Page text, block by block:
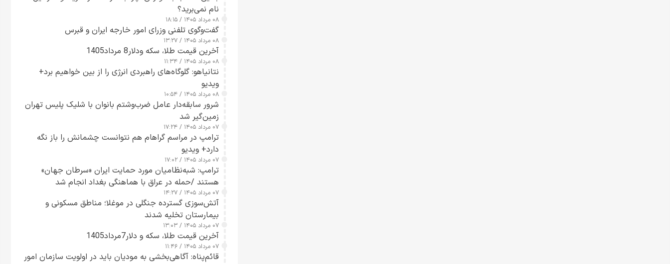
نام نمی‌برید؟
۰۸ مرداد ۱۴۰۵ / ۱۸:۱۵
گفت‌وگوی تلفنی وزرای امور خارجه ایران و قبرس
۰۸ مرداد ۱۴۰۵ / ۱۳:۲۷
آخرین قیمت طلا، سکه ودلار8 مرداد1405
۰۸ مرداد ۱۴۰۵ / ۱۱:۳۴
نتانیاهو: گلوگاه‌های راهبردی انرژی را از بین خواهیم برد+
ویدیو
۰۸ مرداد ۱۴۰۵ / ۱۰:۵۴
شرور سابقه‌دار عامل ضرب‌وشتم بانوان با شلیک پلیس تهران
زمین‌گیر شد
۰۷ مرداد ۱۴۰۵ / ۱۷:۲۴
ترامپ در مراسم گراهام هم نتوانست چشمانش را باز نگه
دارد+ ویدیو
۰۷ مرداد ۱۴۰۵ / ۱۷:۰۲
ترامپ: شبه‌نظامیان مورد حمایت ایران «سرطان جهان»
هستند /حمله در عراق با هماهنگی بغداد انجام شد
۰۷ مرداد ۱۴۰۵ / ۱۴:۲۷
آتش‌سوزی گسترده جنگلی در موغلا؛ مناطق مسکونی و
بیمارستان تخلیه شدند
۰۷ مرداد ۱۴۰۵ / ۱۳:۰۳
آخرین قیمت طلا، سکه و دلار7مرداد1405
۰۷ مرداد ۱۴۰۵ / ۱۱:۴۶
قائم‌پناه: آگاهی‌بخشی به مودیان باید در اولویت سازمان امور